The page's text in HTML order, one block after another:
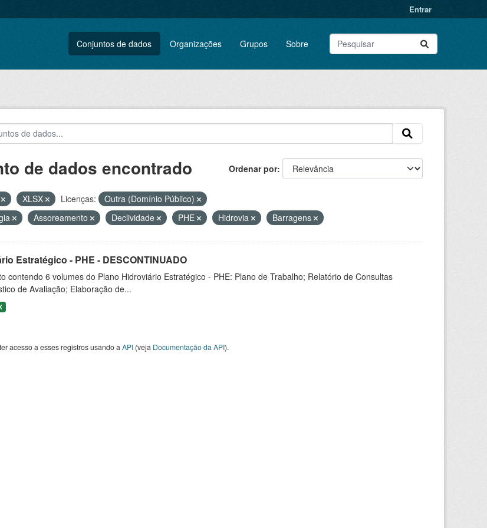
Entrar
Conjuntos de dados Organizações Grupos Sobre
Ordenar por
de dados encontrado
XLSX Licenças:
Outra (Domínio Público)
Assoreamento Declividade PHE Hidrovia Barragens
Estratégico - PHE - DESCONTINUADO
contendo 6 volumes do Plano Hidroviário Estratégico - PHE: Plano de Trabalho; Relatório de Consultas
de Avaliação; Elaboração de...
acesso a esses registros usando a API(veja Documentação da API).